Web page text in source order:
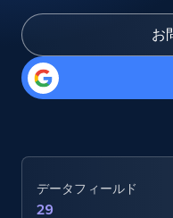
お
データフィールド
29